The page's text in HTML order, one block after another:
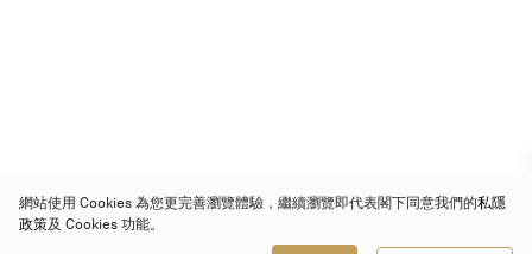
網站使用 Cookies 為您更完善瀏覽體驗，繼續瀏覽即代表閣下同意我們的私隱
政策及 Cookies 功能。